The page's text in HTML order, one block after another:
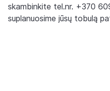
skambinkite tel.nr. +370
suplanuosime jūsų tobulą